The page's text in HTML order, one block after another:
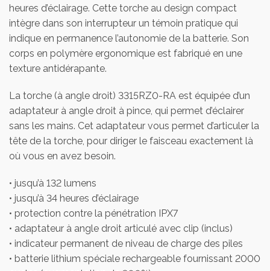
heures d’éclairage. Cette torche au design compact
intègre dans son interrupteur un témoin pratique qui
indique en permanence l’autonomie de la batterie. Son
corps en polymère ergonomique est fabriqué en une
texture antidérapante.
La torche (à angle droit) 3315RZ0-RA est équipée d’un
adaptateur à angle droit à pince, qui permet d’éclairer
sans les mains. Cet adaptateur vous permet d’articuler la
tête de la torche, pour diriger le faisceau exactement là
où vous en avez besoin.
• jusqu’à 132 lumens
• jusqu’à 34 heures d’éclairage
• protection contre la pénétration IPX7
• adaptateur à angle droit articulé avec clip (inclus)
• indicateur permanent de niveau de charge des piles
• batterie lithium spéciale rechargeable fournissant 2000